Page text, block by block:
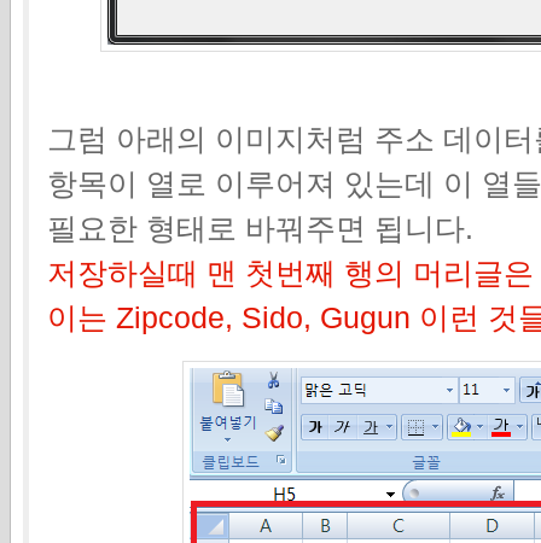
그럼 아래의 이미지처럼 주소 데이
항목이 열로 이루어져 있는데 이 열
필요한 형태로 바꿔주면 됩니다.
저장하실때 맨 첫번째 행의 머리글
이는 Zipcode, Sido, Gugun 이런 것